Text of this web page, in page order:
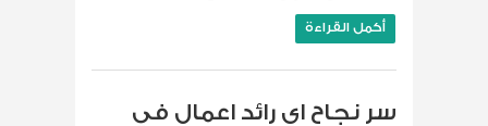
أكمل القراءة
سر نجاح اي رائد اعمال في